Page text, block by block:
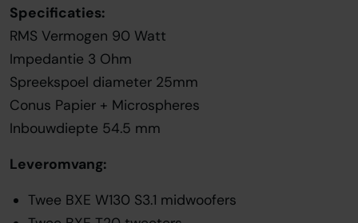
Specificaties:
RMS Vermogen 90 Watt
Impedantie 3 Ohm
Spreekspoel diameter 25mm
Conus Papier + Microspheres
Inbouwdiepte 54.5 mm
Leveromvang:
Twee BXE W130 S3.1 midwoofers